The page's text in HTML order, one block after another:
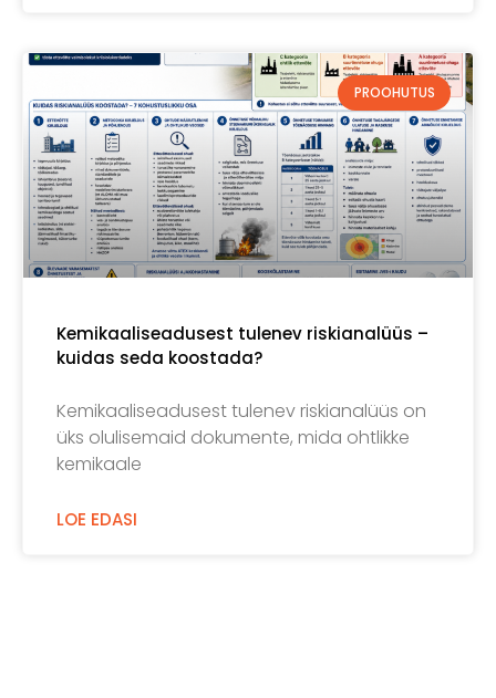
PROOHUTUS
Kemikaaliseadusest tulenev riskianalüüs –
kuidas seda koostada?
Kemikaaliseadusest tulenev riskianalüüs on
üks olulisemaid dokumente, mida ohtlikke
kemikaale
LOE EDASI